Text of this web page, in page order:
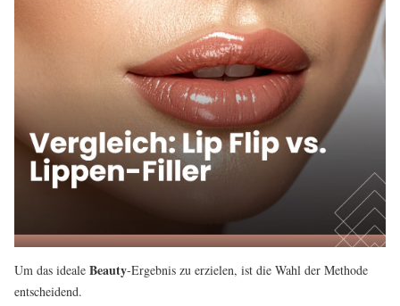
Um das ideale Beauty-Ergebnis zu erzielen, ist die Wahl der Methode
entscheidend.